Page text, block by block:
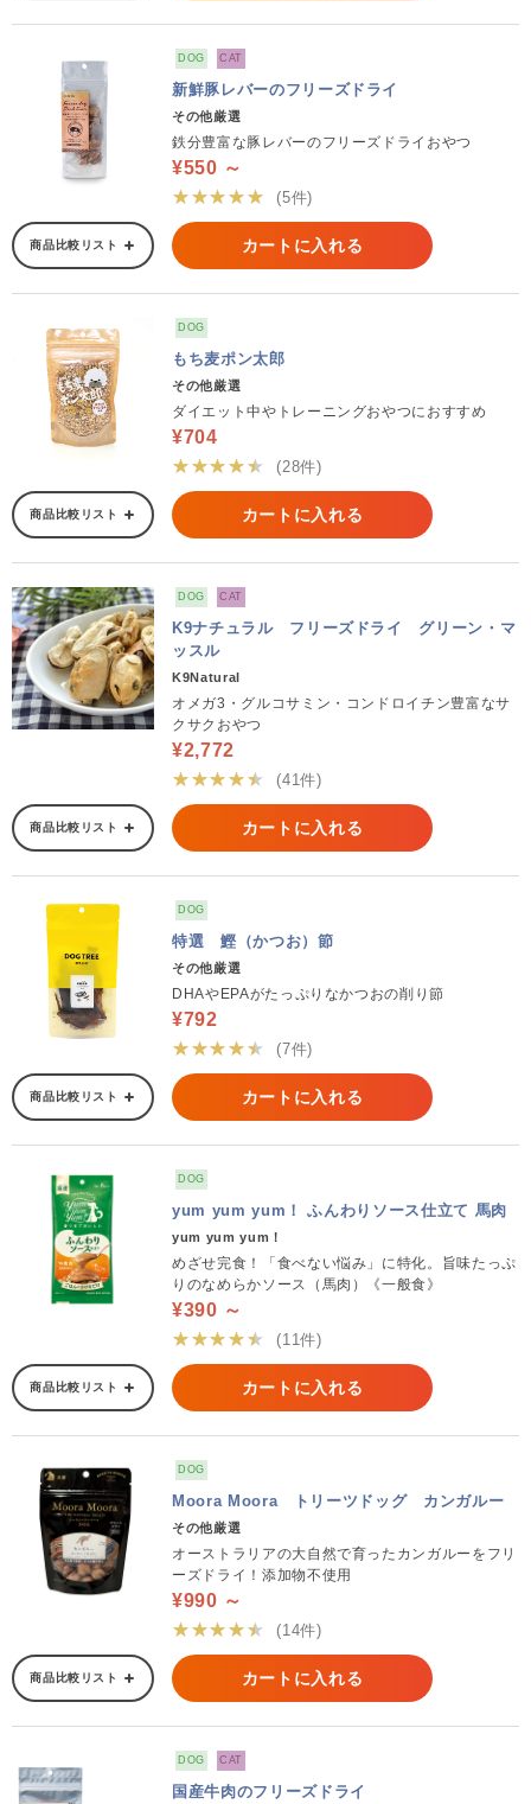
DOG CAT
新鮮豚レバーのフリーズドライ
その他厳選
鉄分豊富な豚レバーのフリーズドライおやつ
¥550 ～
★★★★★
(5件)
商品比較リスト カートに入れる
DOG
もち麦ポン太郎
その他厳選
ダイエット中やトレーニングおやつにおすすめ
¥704
★★★★★
(28件)
商品比較リスト カートに入れる
DOG CAT
K9ナチュラル フリーズドライ グリーン・マ
ッスル
K9Natural
オメガ3・グルコサミン・コンドロイチン豊富なサ
クサクおやつ
¥2,772
★★★★★
(41件)
商品比較リスト カートに入れる
DOG
特選 鰹（かつお）節
その他厳選
DHAやEPAがたっぷりなかつおの削り節
¥792
★★★★★
(7件)
商品比較リスト カートに入れる
DOG
yum yum yum！ ふんわりソース仕立て 馬肉
yum yum yum！
めざせ完食！「食べない悩み」に特化。旨味たっぷ
りのなめらかソース（馬肉）《一般食》
¥390 ～
★★★★★
(11件)
商品比較リスト カートに入れる
DOG
Moora Moora トリーツドッグ カンガルー
その他厳選
オーストラリアの大自然で育ったカンガルーをフリ
ーズドライ！添加物不使用
¥990 ～
★★★★★
(14件)
商品比較リスト カートに入れる
DOG CAT
国産牛肉のフリーズドライ